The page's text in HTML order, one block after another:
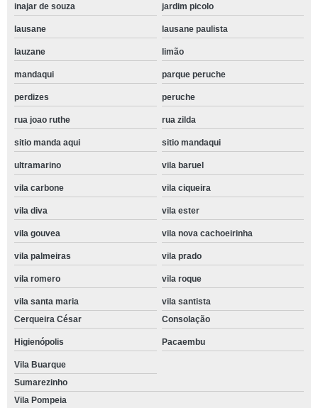
inajar de souza jardim picolo
lausane lausane paulista
lauzane limão
mandaqui parque peruche
perdizes peruche
rua joao ruthe rua zilda
sitio manda aqui sitio mandaqui
ultramarino vila baruel
vila carbone vila ciqueira
vila diva vila ester
vila gouvea vila nova cachoeirinha
vila palmeiras vila prado
vila romero vila roque
vila santa maria
vila santista
Cerqueira César
Consolação
Higienópolis Pacaembu
Vila Buarque
Sumarezinho
Vila Pompeia